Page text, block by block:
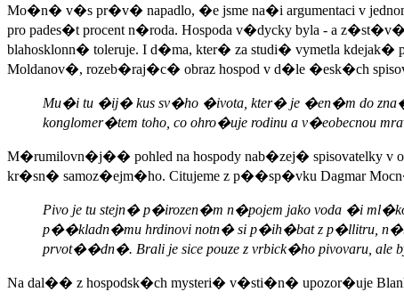
Mo�n� v�s pr�v� napadlo, �e jsme na�i argumentaci v
pro pades�t procent n�roda. Hospoda v�dycky byla - a
blahosklonn� toleruje. I d�ma, kter� za studi� vymetla
Moldanov�, rozeb�raj�c� obraz hospod v d�le �esk�ch
Mu�i tu �ij� kus sv�ho �ivota, kter� je �en�m do
konglomer�tem toho, co ohro�uje rodinu a v�eobecnou
M�rumilovn�j�� pohled na hospody nab�zej� spisovatelky v
kr�sn� samoz�ejm�ho. Citujeme z p��sp�vku Dagmar
Pivo je tu stejn� p�irozen�m n�pojem jako voda �i
p��kladn�mu hrdinovi notn� si p�ih�bat z p�llitru,
prvot��dn�. Brali je sice pouze z vrbick�ho pivovaru,
Na dal�� z hospodsk�ch mysteri� v�sti�n� upozor�uje